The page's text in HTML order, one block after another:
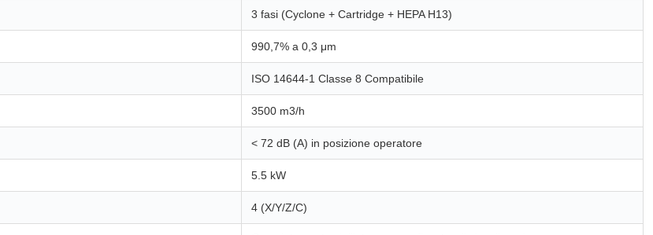
3 fasi (Cyclone + Cartridge + HEPA H13)
990,7% a 0,3 μm
ISO 14644-1 Classe 8 Compatibile
3500 m3/h
< 72 dB (A) in posizione operatore
5.5 kW
4 (X/Y/Z/C)